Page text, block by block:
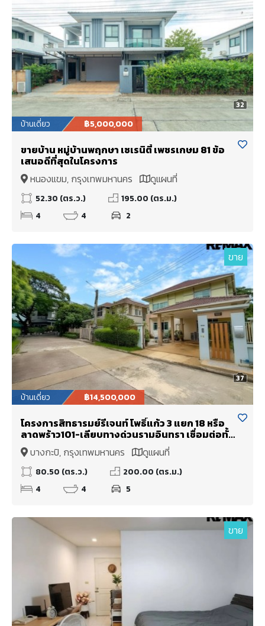
32
บ้านเดี่ยว ฿5,000,000
ขายบ้าน หมู่บ้านพฤกษา เซเรนิตี้ เพชรเกษม 81 ข้อ
เสนอดีที่สุดในโครงการ
หนองแขม, กรุงเทพมหานคร
ดูแผนที่
52.30 (ตร.ว.)
195.00 (ตร.ม.)
4
4 2
37
ขาย
บ้านเดี่ยว ฿14,500,000
โครงการสิทธารมย์รีเจนท์ โพธิ์แก้ว 3 แยก 18 หรือ
ลาดพร้าว101-เลียบทางด่วนรามอินทรา เชื่อมต่อทั้ง
ถนนนวมินทร์, ถนนนวลจันทร์, ถ.ลาดพร้าว,
ถ.รามอินทรา ใกล้ The Walk เกษตรนวมินทร์ และ
ทางด่วนรามอินทรา–อาจณรงค์
บางกะปิ, กรุงเทพมหานคร ดูแผนที่
80.50 (ตร.ว.)
200.00 (ตร.ม.)
4
4 5
ขาย